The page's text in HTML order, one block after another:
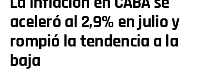
aceleró al 2,9% en julio y
rompió la tendencia a la
baja